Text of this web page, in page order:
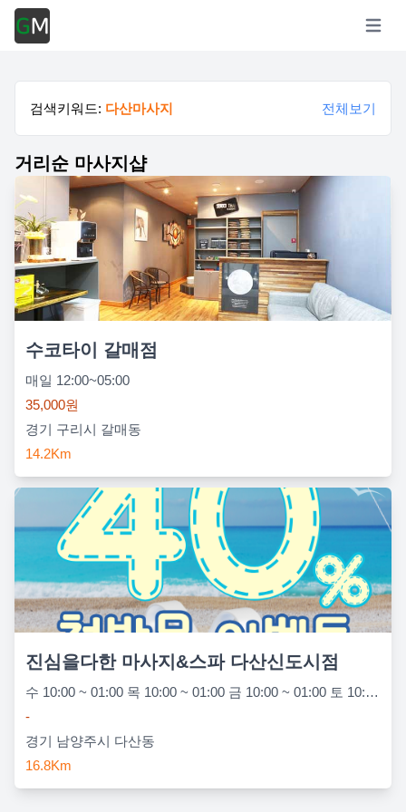
Open
검색키워드: 다산마사지 전체보기
거리순 마사지샵
수코타이 갈매점
매일 12:00~05:00
35,000원
경기 구리시 갈매동
14.2Km
진심을다한 마사지&스파 다산신도시점
수 10:00 ~ 01:00 목 10:00 ~ 01:00 금 10:00 ~ 01:00 토 10:00 ~ 01:00 일 10:00 ~ 01:00 월 10:00 ~ 01:00 화 10:00 ~ 01:00
-
경기 남양주시 다산동
16.8Km